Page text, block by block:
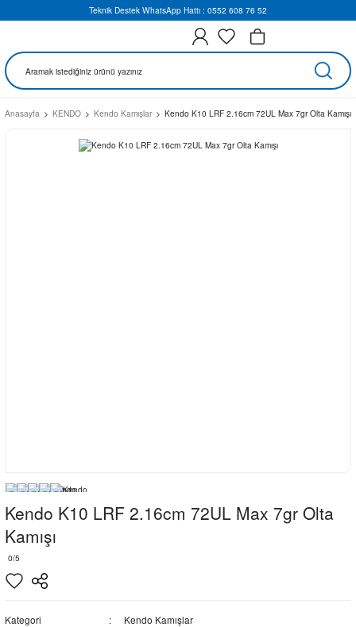
Teknik Destek WhatsApp Hattı : 0552 608 76 52
Anasayfa KENDO Kendo Kamışlar Kendo K10 LRF 2.16cm 72UL Max 7gr Olta Kamışı
Kendo K10 LRF 2.16cm 72UL Max 7gr Olta
Kamışı
0/5
Kategori
Kendo Kamışlar